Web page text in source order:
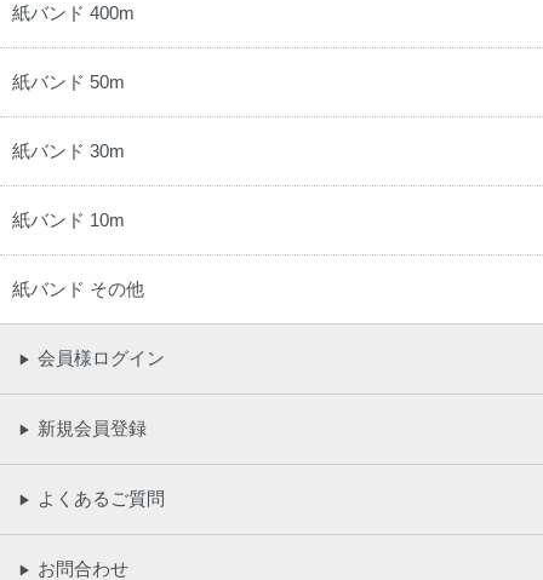
紙バンド 400m
紙バンド 50m
紙バンド 30m
紙バンド 10m
紙バンド その他
▶ 会員様ログイン
▶ 新規会員登録
▶ よくあるご質問
▶ お問合わせ